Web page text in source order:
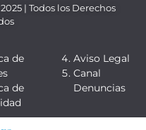
| Todos los Derechos
de
de
Aviso Legal
Canal
Denuncias